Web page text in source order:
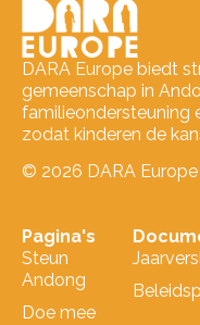
DARA Europe biedt
gemeenschap in
familieondersteuning
zodat kinderen de
© 2026 DARA Europe
Pagina's
Steun
Andong
Doe mee